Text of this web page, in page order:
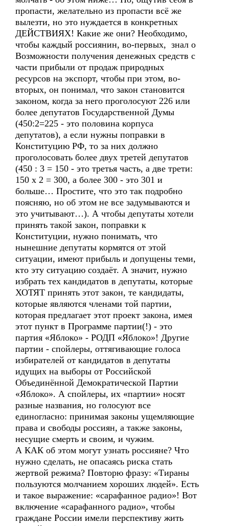
пропасти, желательно из пропасти всё же
вылезти, но это нуждается в конкретных
ДЕЙСТВИЯХ! Какие же они? Необходимо,
чтобы каждый россиянин, во-первых, знал о
Возможности получения денежных средств с
части прибыли от продаж природных
ресурсов на экспорт, чтобы при этом, во-
вторых, он понимал, что закон становится
законом, когда за него проголосуют 226 или
более депутатов Государственной Думы
(450:2=225 - это половина корпуса
депутатов), а если нужны поправки в
Конституцию РФ, то за них должно
проголосовать более двух третей депутатов
(450 : 3 = 150 - это третья часть, а две трети:
150 х 2 = 300, а более 300 - это 301 и
больше… Простите, что это так подробно
поясняю, но об этом не все задумываются и
это учитывают…). А чтобы депутаты хотели
принять такой закон, поправки к
Конституции, нужно понимать, что
нынешние депутаты кормятся от этой
ситуации, имеют прибыль и допущены теми,
кто эту ситуацию создаёт. А значит, нужно
избрать тех кандидатов в депутаты, которые
ХОТЯТ принять этот закон, те кандидаты,
которые являются членами той партии,
которая предлагает этот проект закона, имея
этот пункт в Программе партии(!) - это
партия «Яблоко» - РОДП «Яблоко»! Другие
партии - спойлеры, оттягивающие голоса
избирателей от кандидатов в депутаты
идущих на выборы от Российской
Объединённой Демократической Партии
«Яблоко». А спойлеры, их «партии» носят
разные названия, но голосуют все
единогласно: принимая законы ущемляющие
права и свободы россиян, а также законы,
несущие смерть и своим, и чужим.
А КАК об этом могут узнать россияне? Что
нужно сделать, не опасаясь риска стать
жертвой режима? Повторю фразу: «Тираны
пользуются молчанием хороших людей». Есть
и такое выражение: «сарафанное радио»! Вот
включение «сарафанного радио», чтобы
граждане России имели перспективу жить